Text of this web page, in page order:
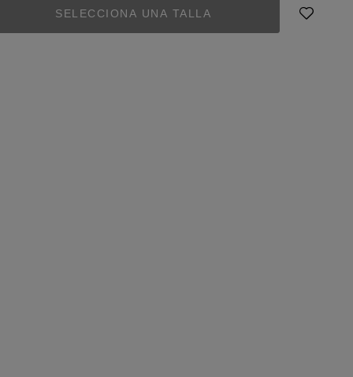
SELECCIONA UNA TALLA